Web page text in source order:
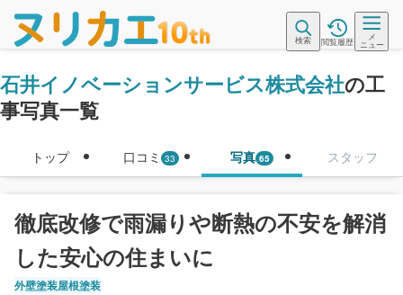
検索 閲覧履歴
メ
ニュー
石井イノベーションサービス株式会社の工
事写真一覧
トップ 口コミ 33 写真 65 スタッフ
徹底改修で雨漏りや断熱の不安を解消
した安心の住まいに
外壁塗装屋根塗装